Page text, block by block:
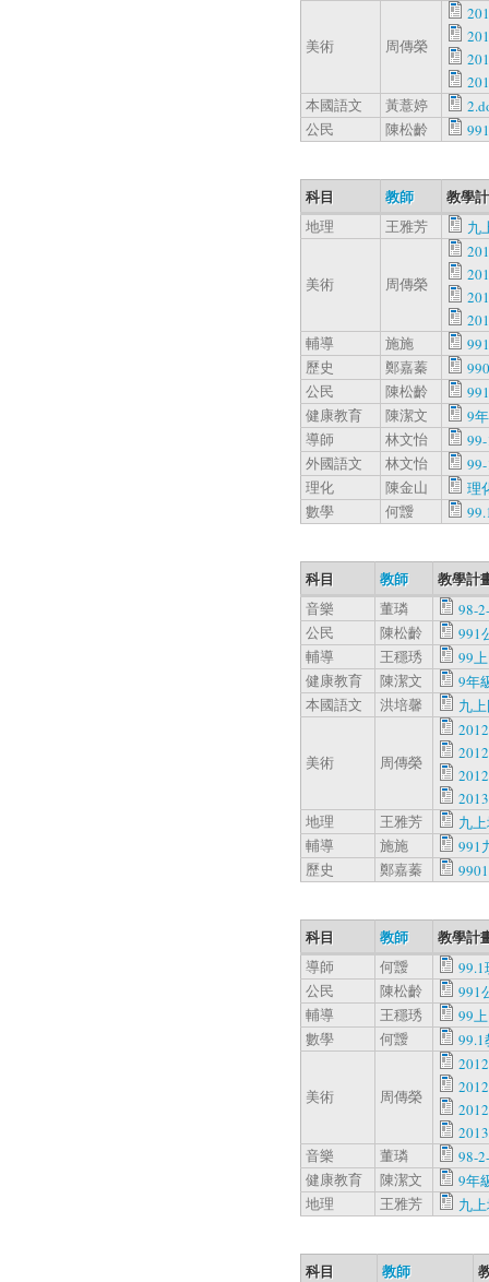
美術 周傳榮
本國語文
黃薏婷
公民
陳松齡
科目 教師 教學
地理 王雅芳 九
美術 周傳榮
輔導
施施
歷史
鄭嘉蓁
公民
陳松齡
健康教育
陳潔文
9
導師
林文怡
外國語文
林文怡
理化
陳金山
理
數學
何靉
科目 教師 教學計
音樂 董璘
98-
公民
陳松齡
991
輔導
王穩琇
99
健康教育
陳潔文
9年
本國語文
洪培馨 九
美術 周傳榮
地理
王雅芳
九
輔導
施施
991
歷史
鄭嘉蓁
科目 教師 教學計
導師 何靉
99.1
公民
陳松齡
991
輔導
王穩琇
99
數學
何靉 99.1
美術 周傳榮
音樂
董璘
98-
健康教育
陳潔文
9年
地理
王雅芳 九
科目 教師